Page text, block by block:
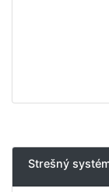
Strešný